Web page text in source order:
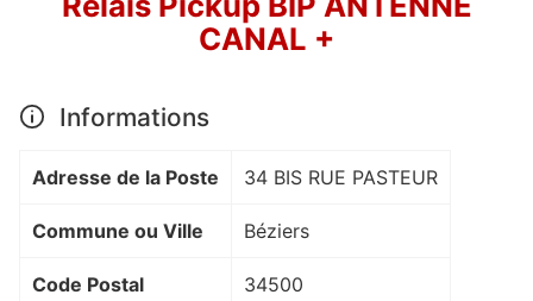
CANAL +
Informations
Adresse de la Poste 34 BIS RUE PASTEUR
Commune ou Ville Béziers
Code Postal 34500